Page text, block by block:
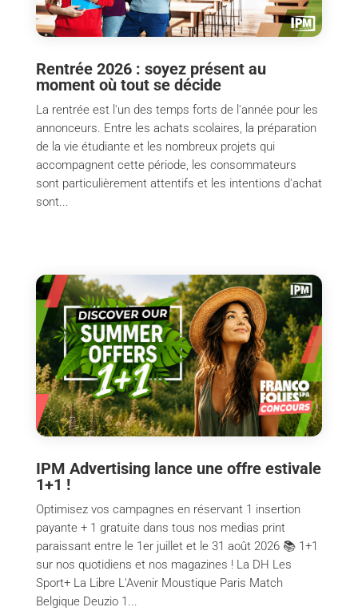
Rentrée 2026 : soyez présent au
moment où tout se décide
La rentrée est l'un des temps forts de l'année pour les
annonceurs. Entre les achats scolaires, la préparation
de la vie étudiante et les nombreux projets qui
accompagnent cette période, les consommateurs
sont particulièrement attentifs et les intentions d'achat
sont...
IPM Advertising lance une offre estivale
1+1 !
Optimisez vos campagnes en réservant 1 insertion
payante + 1 gratuite dans tous nos medias print
paraissant entre le 1er juillet et le 31 août 2026 📚 1+1
sur nos quotidiens et nos magazines ! La DH Les
Sport+ La Libre L'Avenir Moustique Paris Match
Belgique Deuzio 1...